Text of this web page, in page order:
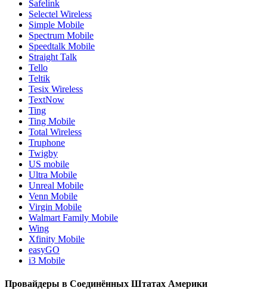
Safelink
Selectel Wireless
Simple Mobile
Spectrum Mobile
Speedtalk Mobile
Straight Talk
Tello
Teltik
Tesix Wireless
TextNow
Ting
Ting Mobile
Total Wireless
Truphone
Twigby
US mobile
Ultra Mobile
Unreal Mobile
Venn Mobile
Virgin Mobile
Walmart Family Mobile
Wing
Xfinity Mobile
easyGO
i3 Mobile
Провайдеры в Соединённых Штатах Америки